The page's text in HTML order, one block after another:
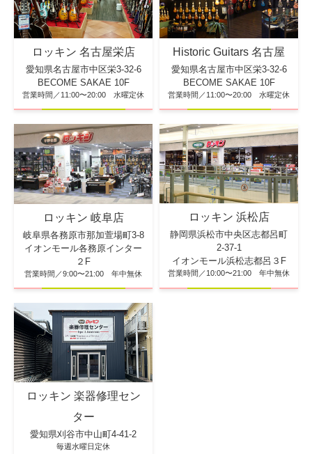
ロッキン 名古屋栄店
愛知県名古屋市中区栄3-32-6
BECOME SAKAE 10F
営業時間／11:00〜20:00 水曜定休
Historic Guitars 名古屋
愛知県名古屋市中区栄3-32-6
BECOME SAKAE 10F
営業時間／11:00〜20:00 水曜定休
ロッキン 岐阜店
岐阜県各務原市那加萱場町3-8
イオンモール各務原インター
２F
営業時間／9:00〜21:00 年中無休
ロッキン 浜松店
静岡県浜松市中央区志都呂町
2-37-1
イオンモール浜松志都呂３F
営業時間／10:00〜21:00 年中無休
ロッキン 楽器修理セン
ター
愛知県刈谷市中山町4-41-2
毎週水曜日定休